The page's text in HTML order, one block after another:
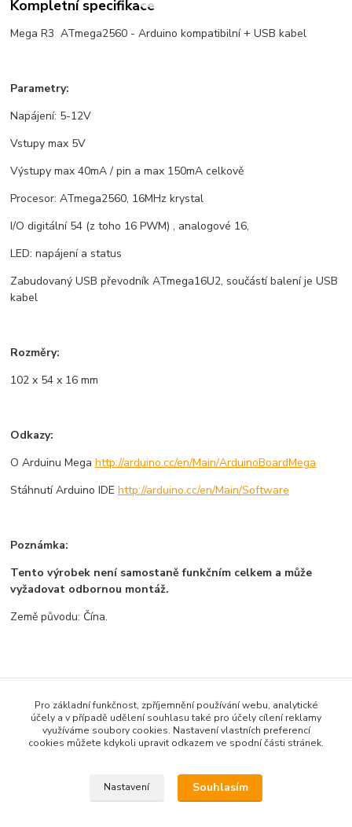
Kompletní specifikace
Mega R3 ATmega2560 - Arduino kompatibilní + USB kabel
Parametry:
Napájení: 5-12V
Vstupy max 5V
Výstupy max 40mA / pin a max 150mA celkově
Procesor: ATmega2560, 16MHz krystal
I/O digitální 54 (z toho 16 PWM) , analogové 16,
LED: napájení a status
Zabudovaný USB převodník ATmega16U2, součástí balení je USB
kabel
Rozměry:
102 x 54 x 16 mm
Odkazy:
O Arduinu Megahttp://arduino.cc/en/Main/ArduinoBoardMega
Stáhnutí Arduino IDEhttp://arduino.cc/en/Main/Software
Poznámka:
Tento výrobek není samostaně funkčním celkem a může
vyžadovat odbornou montáž.
Země původu: Čína.
Všechno zboží
Vývojové desky
Pro základní funkčnost, zpříjemnění používání webu, analytické
účely a v případě udělení souhlasu také pro účely cílení reklamy
využíváme soubory cookies. Nastavení vlastních preferencí
cookies můžete kdykoli upravit odkazem ve spodní části stránek.
Nastavení Souhlasím